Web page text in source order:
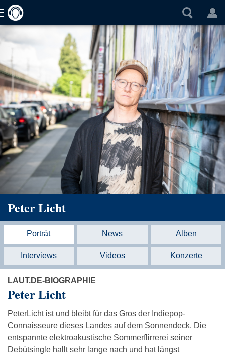
Peter Licht
Porträt News Alben
Interviews Videos Konzerte
LAUT.DE-BIOGRAPHIE
Peter Licht
PeterLicht ist und bleibt für das Gros der Indiepop-
Connaisseure dieses Landes auf dem Sonnendeck. Die
entspannte elektroakustische Sommerflirrerei seiner
Debütsingle hallt sehr lange nach und hat längst